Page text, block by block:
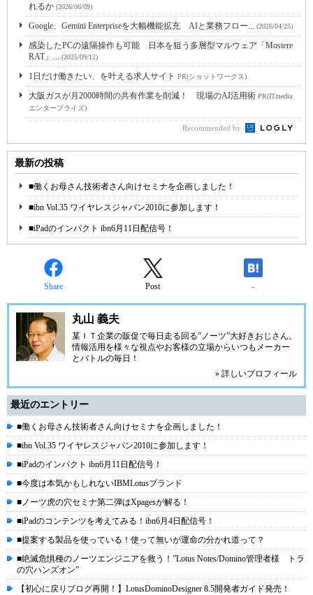
れるか (2026/06/09)
Google、Gemini Enterpriseを大幅機能拡充 AIと業務フロー... (2026/04/25)
感染したPCの遠隔操作も可能 日本を狙う多層型マルウェア「Mostere
RAT」... (2025/09/12)
1日だけ働きたい、を叶える求人サイト PR(ショットワークス)
大阪ガスが月2000時間の共有作業を削減！ 現場のAI活用術 PR(ITmedia
エンタープライズ)
Recommended by
最新の投稿
■働くお母さん技術者さん向けセミナを企画しました！
■ibn Vol.35 ワイヤレスジャパン2010に参加します！
■iPadのインパクト ibn6月11日配信号！
Share Post -
丸山 義夫
某ＩＴ企業の販促で毎日走る回る”ノーツ”大好きおじさん。
情報活用を様々な視点やお客様の立場からいつもメーカー
とバトルの毎日！
» 詳しいプロフィール
最近のエントリー
■働くお母さん技術者さん向けセミナを企画しました！
■ibn Vol.35 ワイヤレスジャパン2010に参加します！
■iPadのインパクト ibn6月11日配信号！
■今度は本気かもしれないIBMLotusブランド
■ノーツ虎の穴セミナ第二弾はXpagesが解る！
■iPadのコンテンツを考えてみる！ibn6月4日配信号！
■提案する製品を使っている！使って無いが運命の分かれ道って？
■絶滅危惧種のノーツエンジニアを救う！”Lotus Notes/Domino管理者様 トラ
の穴ハンズオン”
【初心に戻りブログ再開！】LotusDominoDesigner 8.5開発者ガイド発売！